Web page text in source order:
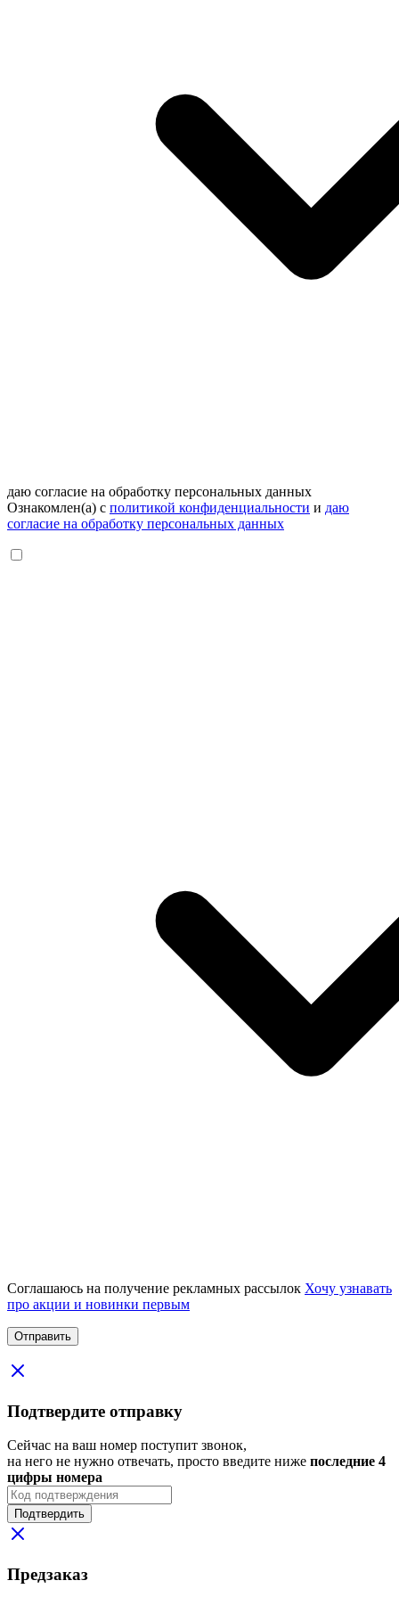
даю согласие на обработку персональных данных
Ознакомлен(а) с политикой конфиденциальности и даю
согласие на обработку персональных данных
Соглашаюсь на получение рекламных рассылок Хочу узнавать
про акции и новинки первым
Подтвердите отправку
Сейчас на ваш номер поступит звонок,
на него не нужно отвечать, просто введите ниже последние 4
цифры номера
Подтвердить
Предзаказ